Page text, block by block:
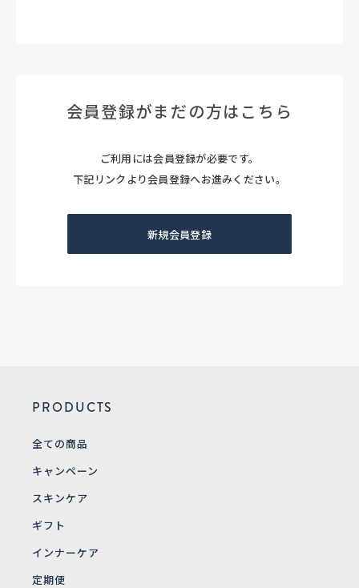
会員登録がまだの方はこちら
ご利用には会員登録が必要です。
下記リンクより会員登録へお進みください。
新規会員登録
PRODUCTS
全ての商品
キャンペーン
スキンケア
ギフト
インナーケア
定期便